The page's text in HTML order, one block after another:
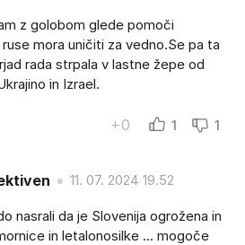
z golobom glede pomoči
mora uničiti za vedno.Se pa ta
rada strpala v lastne žepe od
in Izrael.
+0 1 1
11. 07. 2024 19.52
nasrali da je Slovenija ogrožena in
in letalonosilke ... mogoče